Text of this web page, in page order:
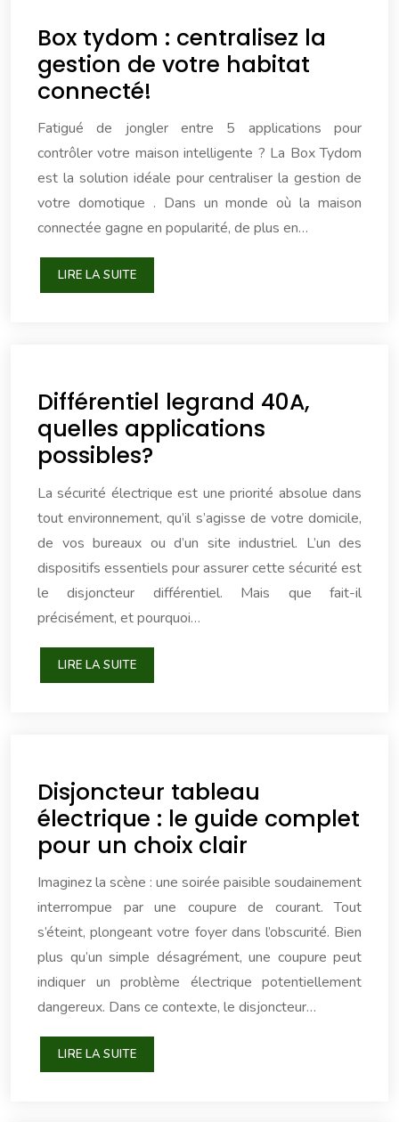
Box tydom : centralisez la
gestion de votre habitat
connecté!
Fatigué de jongler entre 5 applications pour
contrôler votre maison intelligente ? La Box Tydom
est la solution idéale pour centraliser la gestion de
votre domotique . Dans un monde où la maison
connectée gagne en popularité, de plus en…
LIRE LA SUITE
Différentiel legrand 40A,
quelles applications
possibles?
La sécurité électrique est une priorité absolue dans
tout environnement, qu’il s’agisse de votre domicile,
de vos bureaux ou d’un site industriel. L’un des
dispositifs essentiels pour assurer cette sécurité est
le disjoncteur différentiel. Mais que fait-il
précisément, et pourquoi…
LIRE LA SUITE
Disjoncteur tableau
électrique : le guide complet
pour un choix clair
Imaginez la scène : une soirée paisible soudainement
interrompue par une coupure de courant. Tout
s’éteint, plongeant votre foyer dans l’obscurité. Bien
plus qu’un simple désagrément, une coupure peut
indiquer un problème électrique potentiellement
dangereux. Dans ce contexte, le disjoncteur…
LIRE LA SUITE